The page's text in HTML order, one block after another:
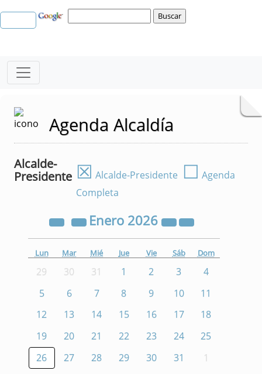
Agenda Alcaldía
Alcalde-
Presidente ☒ Alcalde-Presidente ☐ Agenda
Completa
Enero 2026
Lun Mar Mié Jue Vie Sáb Dom
29 30 31 1 2 3
4
5
6 7 8 9 10
11
12
13 14 15 16 17
18
19
20 21 22 23 24
25
26
27 28 29 30 31 1